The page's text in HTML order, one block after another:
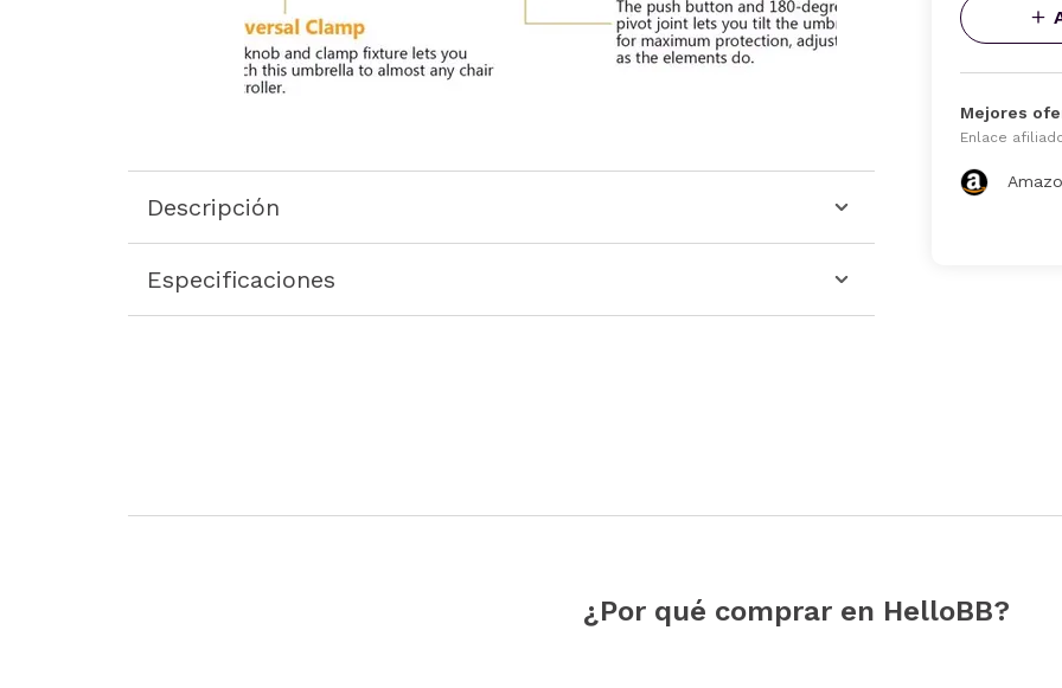
Descripción
Especificaciones
Mejores
Enlace
¿Por qué comprar en HelloBB?